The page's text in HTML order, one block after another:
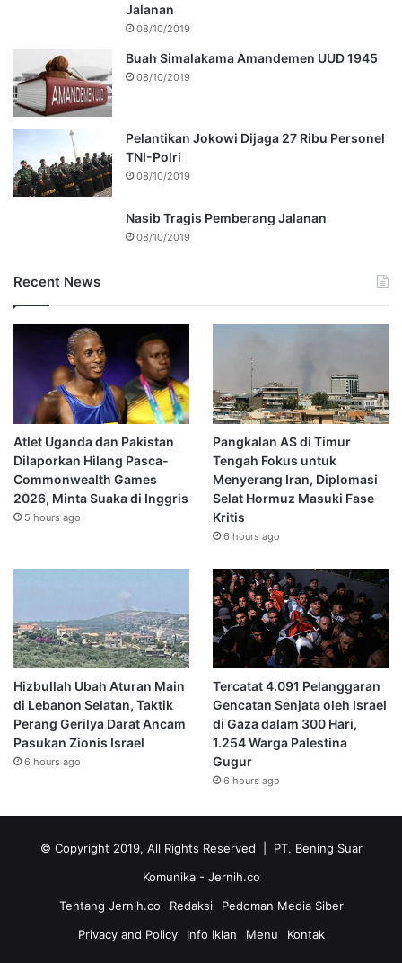
Jalanan
08/10/2019
Buah Simalakama Amandemen UUD 1945
08/10/2019
Pelantikan Jokowi Dijaga 27 Ribu Personel
TNI-Polri
08/10/2019
Nasib Tragis Pemberang Jalanan
08/10/2019
Recent News
Atlet Uganda dan Pakistan
Dilaporkan Hilang Pasca-
Commonwealth Games
2026, Minta Suaka di Inggris
5 hours ago
Pangkalan AS di Timur
Tengah Fokus untuk
Menyerang Iran, Diplomasi
Selat Hormuz Masuki Fase
Kritis
6 hours ago
Hizbullah Ubah Aturan Main
di Lebanon Selatan, Taktik
Perang Gerilya Darat Ancam
Pasukan Zionis Israel
6 hours ago
Tercatat 4.091 Pelanggaran
Gencatan Senjata oleh Israel
di Gaza dalam 300 Hari,
1.254 Warga Palestina
Gugur
6 hours ago
© Copyright 2019, All Rights Reserved | PT. Bening Suar
Komunika - Jernih.co
Tentang Jernih.co
Redaksi
Pedoman Media Siber
Privacy and Policy
Info Iklan Menu Kontak